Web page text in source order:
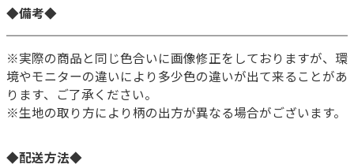
◆備考◆
※実際の商品と同じ色合いに画像修正をしておりますが、環
境やモニターの違いにより多少色の違いが出て来ることがあ
ります、ご了承ください。
※生地の取り方により柄の出方が異なる場合がございます。
◆配送方法◆